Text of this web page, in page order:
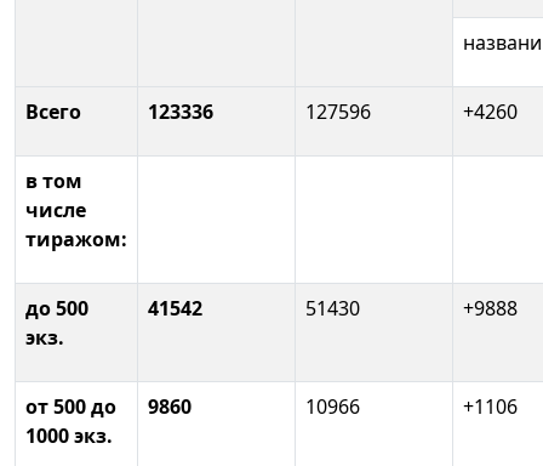
Всего 123336 127596 +4260
в том
числе
тиражом:
до 500
экз.
41542 51430 +9888
от 500 до
1000 экз.
9860 10966 +1106